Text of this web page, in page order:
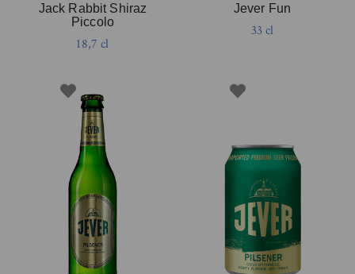
Jack Rabbit Shiraz
Piccolo
18,7 cl
Jever Fun
33 cl